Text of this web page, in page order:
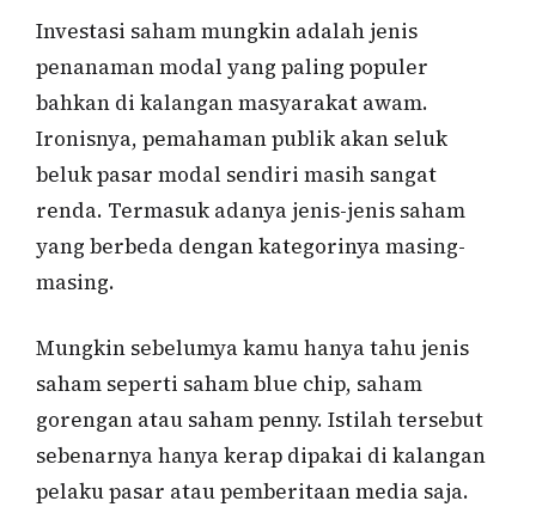
Investasi saham mungkin adalah jenis
penanaman modal yang paling populer
bahkan di kalangan masyarakat awam.
Ironisnya, pemahaman publik akan seluk
beluk pasar modal sendiri masih sangat
renda. Termasuk adanya jenis-jenis saham
yang berbeda dengan kategorinya masing-
masing.
Mungkin sebelumya kamu hanya tahu jenis
saham seperti saham blue chip, saham
gorengan atau saham penny. Istilah tersebut
sebenarnya hanya kerap dipakai di kalangan
pelaku pasar atau pemberitaan media saja.